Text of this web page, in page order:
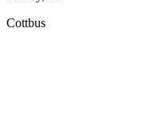
Cottbus